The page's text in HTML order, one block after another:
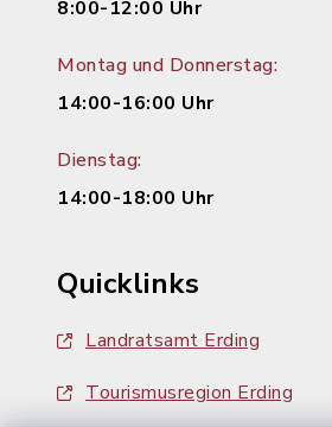
8:00-12:00 Uhr
Montag und Donnerstag:
14:00-16:00 Uhr
Dienstag:
14:00-18:00 Uhr
Quicklinks
Landratsamt Erding
Tourismusregion Erding